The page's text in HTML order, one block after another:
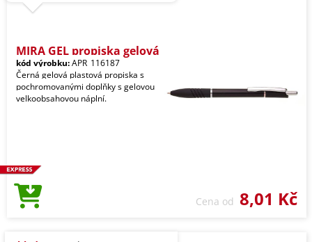
MIRA GEL propiska gelová
kód výrobku:APR_116187
Černá gelová plastová propiska s
pochromovanými doplňky s gelovou
velkoobsahovou náplní.
Cena od 8,01 Kč